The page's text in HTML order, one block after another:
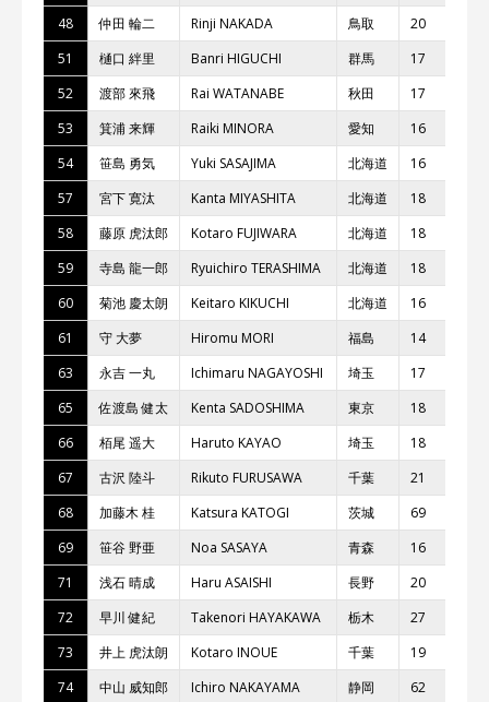
48
仲⽥ 輪⼆ Rinji NAKADA ⿃取 20
51
樋⼝ 絆⾥ Banri HIGUCHI 群⾺ 17
52
渡部 來⾶ Rai WATANABE 秋⽥ 17
53
箕浦 来輝 Raiki MINORA 愛知 16
54
笹島 勇気 Yuki SASAJIMA 北海道 16
57
宮下 寛汰 Kanta MIYASHITA 北海道 18
58
藤原 ⻁汰郎 Kotaro FUJIWARA 北海道 18
59
寺島 ⿓⼀郎 Ryuichiro TERASHIMA 北海道 18
60
菊池 慶太朗 Keitaro KIKUCHI 北海道 16
61
守 ⼤夢 Hiromu MORI 福島 14
63
永吉 ⼀丸 Ichimaru NAGAYOSHI 埼⽟ 17
65
佐渡島 健太 Kenta SADOSHIMA 東京 18
66
栢尾 遥⼤ Haruto KAYAO 埼⽟ 18
67
古沢 陸⽃ Rikuto FURUSAWA 千葉 21
68
加藤⽊ 桂 Katsura KATOGI 茨城 69
69
笹⾕ 野亜 Noa SASAYA ⻘森 16
71
浅⽯ 晴成 Haru ASAISHI ⻑野 20
72
早川 健紀 Takenori HAYAKAWA 栃⽊ 27
73
井上 ⻁汰朗 Kotaro INOUE 千葉
19
74
中⼭ 威知郎 Ichiro NAKAYAMA 静岡 62